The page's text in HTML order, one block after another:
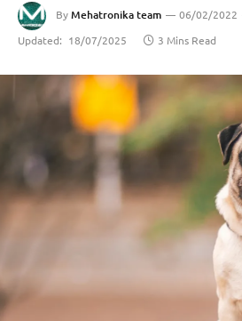
ByMehatronika team
06/02/2022
Updated: 18/07/2025 3 Mins Read